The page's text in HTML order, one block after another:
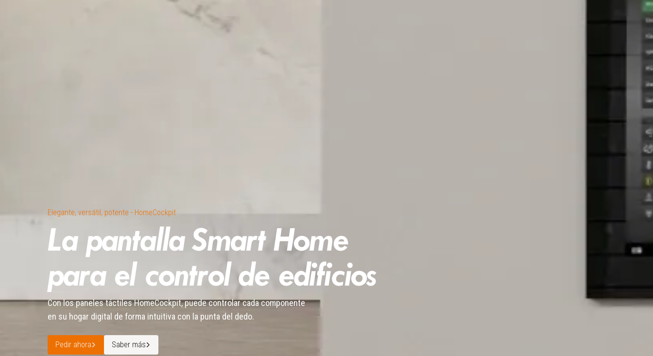
Elegante, versátil, potente - HomeCockpit
La pantalla Smart Home
para el control de edificios
Con los paneles táctiles HomeCockpit, puede controlar cada componente
en su hogar digital de forma intuitiva con la punta del dedo.
Pedir ahora Saber más